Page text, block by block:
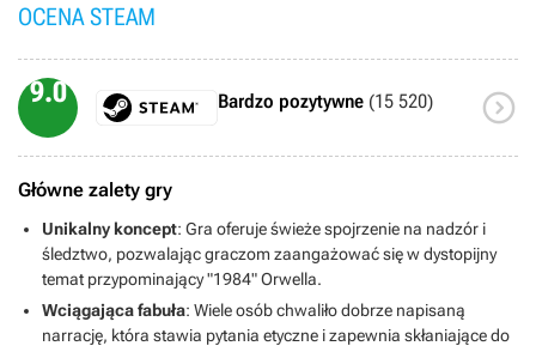
OCENA STEAM
9.0 Bardzo pozytywne (15 520) 
Główne zalety gry
Unikalny koncept: Gra oferuje świeże spojrzenie na nadzór i
śledztwo, pozwalając graczom zaangażować się w dystopijny
temat przypominający "1984" Orwella.
Wciągająca fabuła: Wiele osób chwaliło dobrze napisaną
narrację, która stawia pytania etyczne i zapewnia skłaniające do